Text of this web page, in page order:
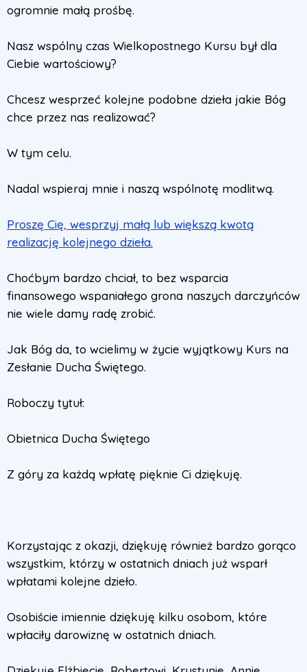
ogromnie małą prośbę.
Nasz wspólny czas Wielkopostnego Kursu był dla
Ciebie wartościowy?
Chcesz wesprzeć kolejne podobne dzieła jakie Bóg
chce przez nas realizować?
W tym celu.
Nadal wspieraj mnie i naszą wspólnotę modlitwą.
Proszę Cię, wesprzyj małą lub większą kwotą
realizację kolejnego dzieła.
Choćbym bardzo chciał, to bez wsparcia
finansowego wspaniałego grona naszych darczyńców
nie wiele damy radę zrobić.
Jak Bóg da, to wcielimy w życie wyjątkowy Kurs na
Zesłanie Ducha Świętego.
Roboczy tytuł:
Obietnica Ducha Świętego
Z góry za każdą wpłatę pięknie Ci dziękuję.
Korzystając z okazji, dziękuję również bardzo gorąco
wszystkim, którzy w ostatnich dniach już wsparł
wpłatami kolejne dzieło.
Osobiście imiennie dziękuję kilku osobom, które
wpłaciły darowiznę w ostatnich dniach.